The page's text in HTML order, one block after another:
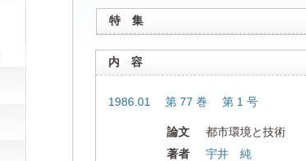
特 集
内 容
1986.01 第 77 巻 第 1 号
論文
都市環境と技術
著者
宇井 純